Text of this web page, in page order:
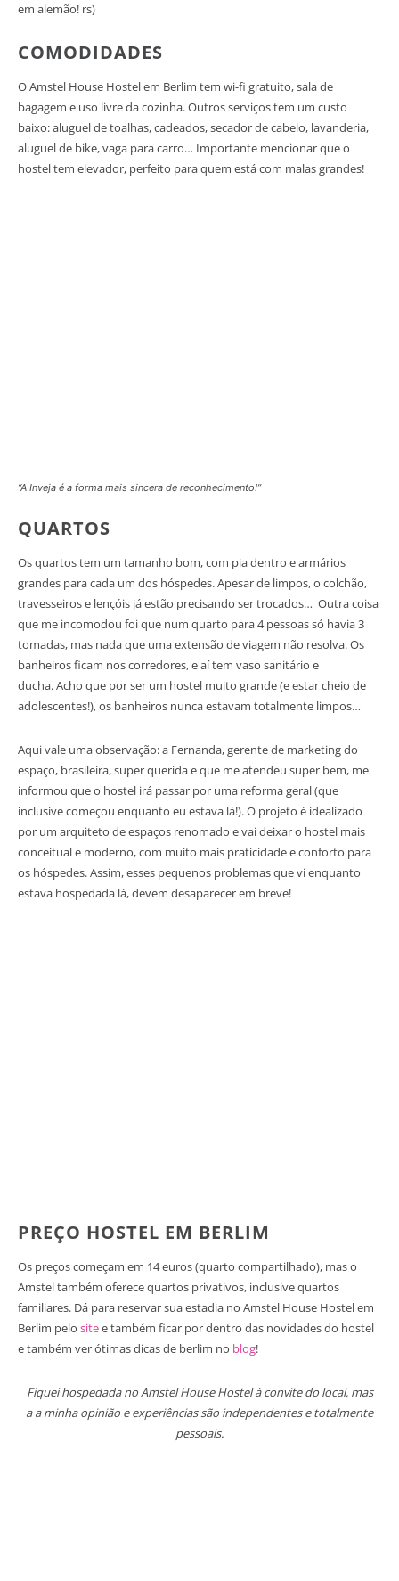
em alemão! rs)
COMODIDADES
O Amstel House Hostel em Berlim tem wi-fi gratuito, sala de
bagagem e uso livre da cozinha. Outros serviços tem um custo
baixo: aluguel de toalhas, cadeados, secador de cabelo, lavanderia,
aluguel de bike, vaga para carro… Importante mencionar que o
hostel tem elevador, perfeito para quem está com malas grandes!
“A Inveja é a forma mais sincera de reconhecimento!”
QUARTOS
Os quartos tem um tamanho bom, com pia dentro e armários
grandes para cada um dos hóspedes. Apesar de limpos, o colchão,
travesseiros e lençóis já estão precisando ser trocados… Outra coisa
que me incomodou foi que num quarto para 4 pessoas só havia 3
tomadas, mas nada que uma extensão de viagem não resolva. Os
banheiros ficam nos corredores, e aí tem vaso sanitário e
ducha. Acho que por ser um hostel muito grande (e estar cheio de
adolescentes!), os banheiros nunca estavam totalmente limpos…
Aqui vale uma observação: a Fernanda, gerente de marketing do
espaço, brasileira, super querida e que me atendeu super bem, me
informou que o hostel irá passar por uma reforma geral (que
inclusive começou enquanto eu estava lá!). O projeto é idealizado
por um arquiteto de espaços renomado e vai deixar o hostel mais
conceitual e moderno, com muito mais praticidade e conforto para
os hóspedes. Assim, esses pequenos problemas que vi enquanto
estava hospedada lá, devem desaparecer em breve!
PREÇO HOSTEL EM BERLIM
Os preços começam em 14 euros (quarto compartilhado), mas o
Amstel também oferece quartos privativos, inclusive quartos
familiares. Dá para reservar sua estadia no Amstel House Hostel em
Berlim pelo sitee também ficar por dentro das novidades do hostel
e também ver ótimas dicas de berlim no blog!
Fiquei hospedada no Amstel House Hostel à convite do local, mas
a a minha opinião e experiências são independentes e totalmente
pessoais.